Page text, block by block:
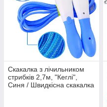
Скакалка з лічильником
стрибків 2,7м, "Кеглі",
Синя / Швидкісна скакалка